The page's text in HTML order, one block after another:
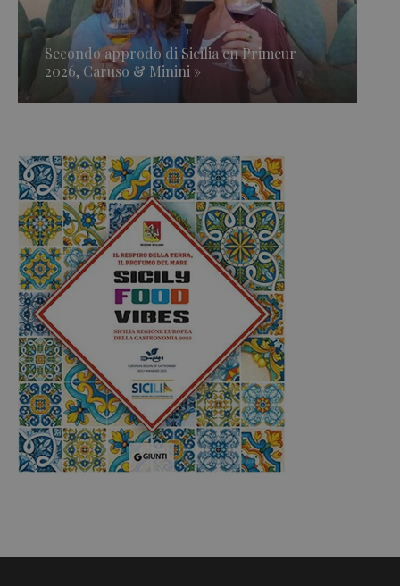
Secondo approdo di Sicilia en Primeur
2026, Caruso & Minini »